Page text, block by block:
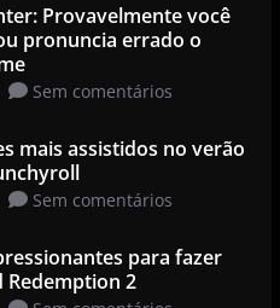
Provavelmente você
pronuncia errado o
Sem comentários
mais assistidos no verão
Sem comentários
para fazer
Redemption 2